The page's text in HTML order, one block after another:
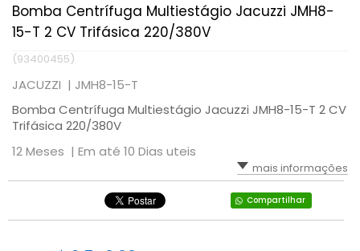
Bomba Centrífuga Multiestágio Jacuzzi JMH8-
15-T 2 CV Trifásica 220/380V
(93400455)
JACUZZI | JMH8-15-T
Bomba Centrífuga Multiestágio Jacuzzi JMH8-15-T 2 CV
Trifásica 220/380V
12 Meses | Em até 10 Dias uteis
mais informações
Compartilhar